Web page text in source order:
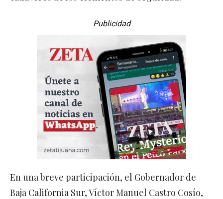
Publicidad
En una breve participación, el Gobernador de
Baja California Sur, Víctor Manuel Castro Cosío,